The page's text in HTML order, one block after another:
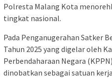
Polresta Malang Kota
tingkat nasional.
Pada Penganugerahan Satker
Tahun 2025 yang digelar oleh
Perbendaharaan Negara
dinobatkan sebagai satuan